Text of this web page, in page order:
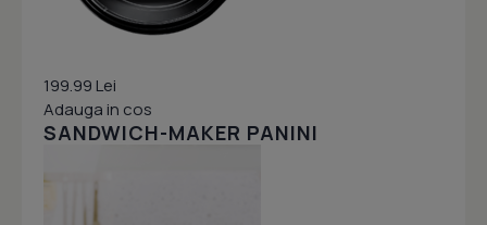
199.99 Lei
Adauga in cos
SANDWICH-MAKER PANINI